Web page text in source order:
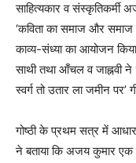
साहित्यकार व संस्कृतिकर्मी
‘कविता का समाज और समाज
काव्य-संध्या का आयोजन
साथी तथा आँचल व जाह्नवी
स्वर्ग तो उतार ला जमीन पर’
गोष्ठी के प्रथम सत्र में
ने बताया कि अजय कुमार एक